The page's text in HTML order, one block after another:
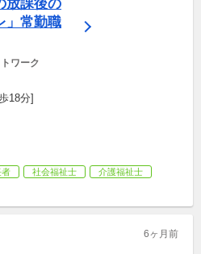
放課後の
」常勤職
ワーク
18分]
者 社会福祉士
介護福祉士
6ヶ月前